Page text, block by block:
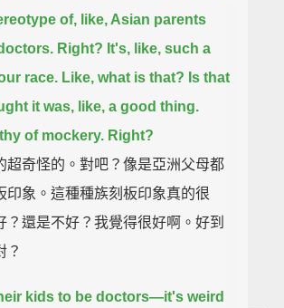
of, like, Asian parents
Right? It's, like, such a
race. Like, what is that? Is that
it was, like, a good thing.
of mockery. Right?
超奇怪的。對吧？像是亞洲父母都
印象。這種種族刻板印象真的很
還是不好？我覺得很好啊。好到
？
kids to be doctors—it's weird